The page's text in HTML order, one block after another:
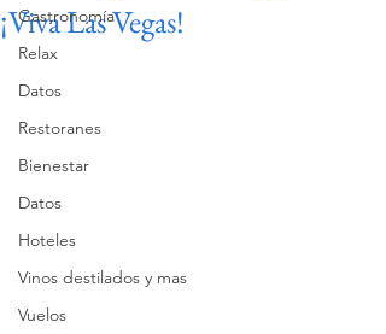
Gastronomía
Relax
Datos
Restoranes
Bienestar
Datos
Hoteles
Vinos destilados y mas
Vuelos
¡Viva Las Vegas!